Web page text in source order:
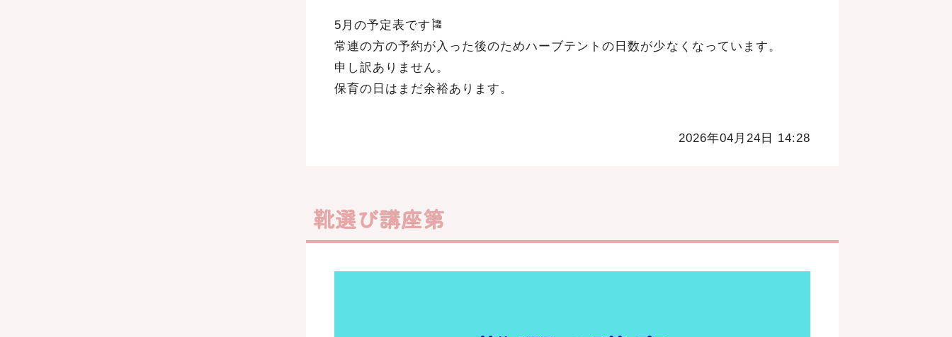
5月の予定表です🎏
常連の方の予約が入った後のためハーブテントの日数が少なくなっています。
申し訳ありません。
保育の日はまだ余裕あります。
2026年04月24日 14:28
靴選び講座第